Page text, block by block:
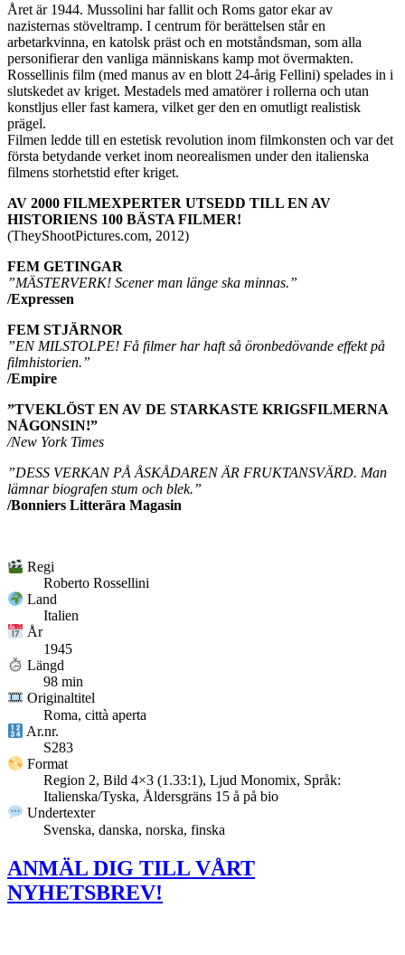
Året är 1944. Mussolini har fallit och Roms gator ekar av
nazisternas stöveltramp. I centrum för berättelsen står en
arbetarkvinna, en katolsk präst och en motståndsman, som alla
personifierar den vanliga människans kamp mot övermakten.
Rossellinis film (med manus av en blott 24-årig Fellini) spelades in i
slutskedet av kriget. Mestadels med amatörer i rollerna och utan
konstljus eller fast kamera, vilket ger den en omutligt realistisk
prägel.
Filmen ledde till en estetisk revolution inom filmkonsten och var det
första betydande verket inom neorealismen under den italienska
filmens storhetstid efter kriget.
AV 2000 FILMEXPERTER UTSEDD TILL EN AV
HISTORIENS 100 BÄSTA FILMER!
(TheyShootPictures.com, 2012)
FEM GETINGAR
”MÄSTERVERK! Scener man länge ska minnas.”
/Expressen
FEM STJÄRNOR
”EN MILSTOLPE! Få filmer har haft så öronbedövande effekt på
filmhistorien.”
/Empire
”TVEKLÖST EN AV DE STARKASTE KRIGSFILMERNA
NÅGONSIN!”
/New York Times
”DESS VERKAN PÅ ÅSKÅDAREN ÄR FRUKTANSVÄRD. Man
lämnar biografen stum och blek.”
/Bonniers Litterära Magasin
Regi
Roberto Rossellini
Land
Italien
År
1945
Längd
98 min
Originaltitel
Roma, città aperta
Ar.nr.
S283
Format
Region 2, Bild 4×3 (1.33:1), Ljud Monomix, Språk:
Italienska/Tyska, Åldersgräns 15 å på bio
Undertexter
Svenska, danska, norska, finska
ANMÄL DIG TILL VÅRT
NYHETSBREV!